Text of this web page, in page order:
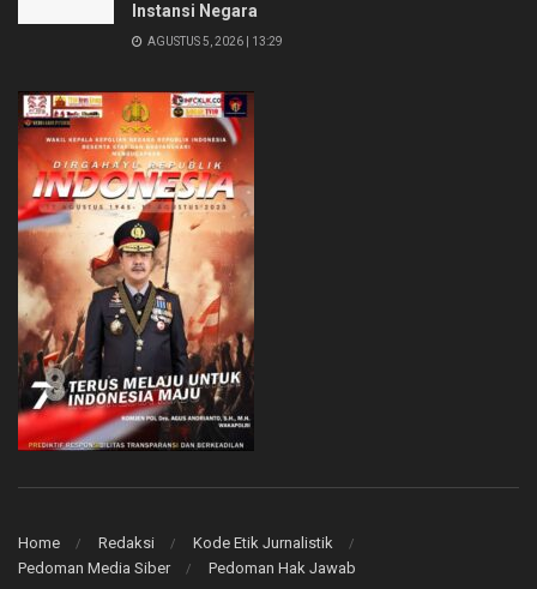
Instansi Negara
AGUSTUS 5, 2026 | 13:29
Home Redaksi
Kode Etik Jurnalistik
Pedoman Media Siber
Pedoman Hak Jawab